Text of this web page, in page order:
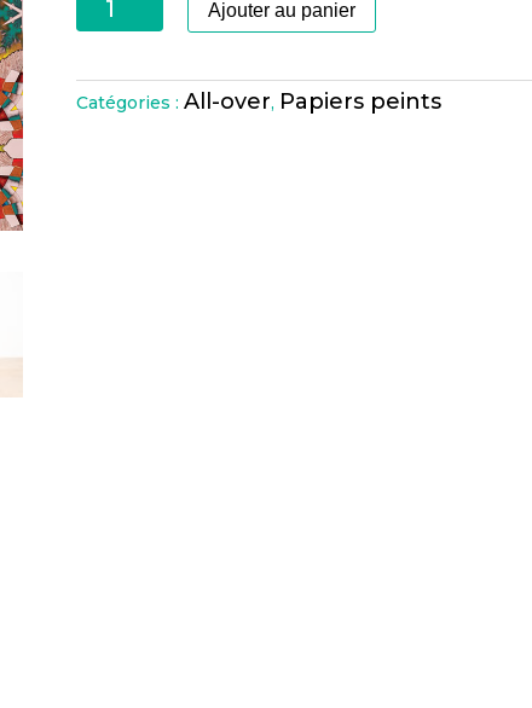
de
Yvikuma
Grenat
Ajouter au panier
Catégories : All-over, Papiers peints